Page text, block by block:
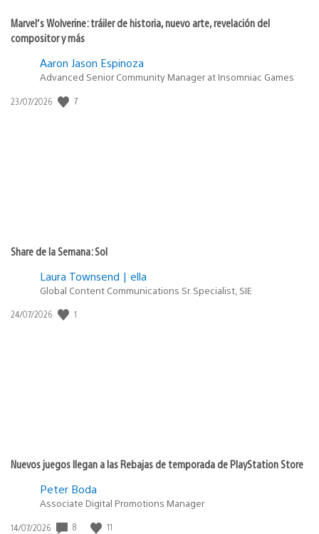
Marvel’s Wolverine: tráiler de historia, nuevo arte, revelación del
compositor y más
Aaron Jason Espinoza
Advanced Senior Community Manager at Insomniac Games
Fecha
23/07/2026 7
Share de la Semana: Sol
Laura Townsend | ella
Global Content Communications Sr. Specialist, SIE
Fecha
24/07/2026 1
Nuevos juegos llegan a las Rebajas de temporada de PlayStation Store
Peter Boda
Associate Digital Promotions Manager
Fecha
14/07/2026 8 11